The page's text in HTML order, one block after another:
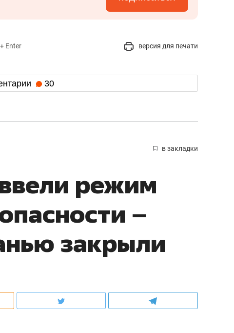
Enter версия для печати
30
в закладки
режим
–
закрыли